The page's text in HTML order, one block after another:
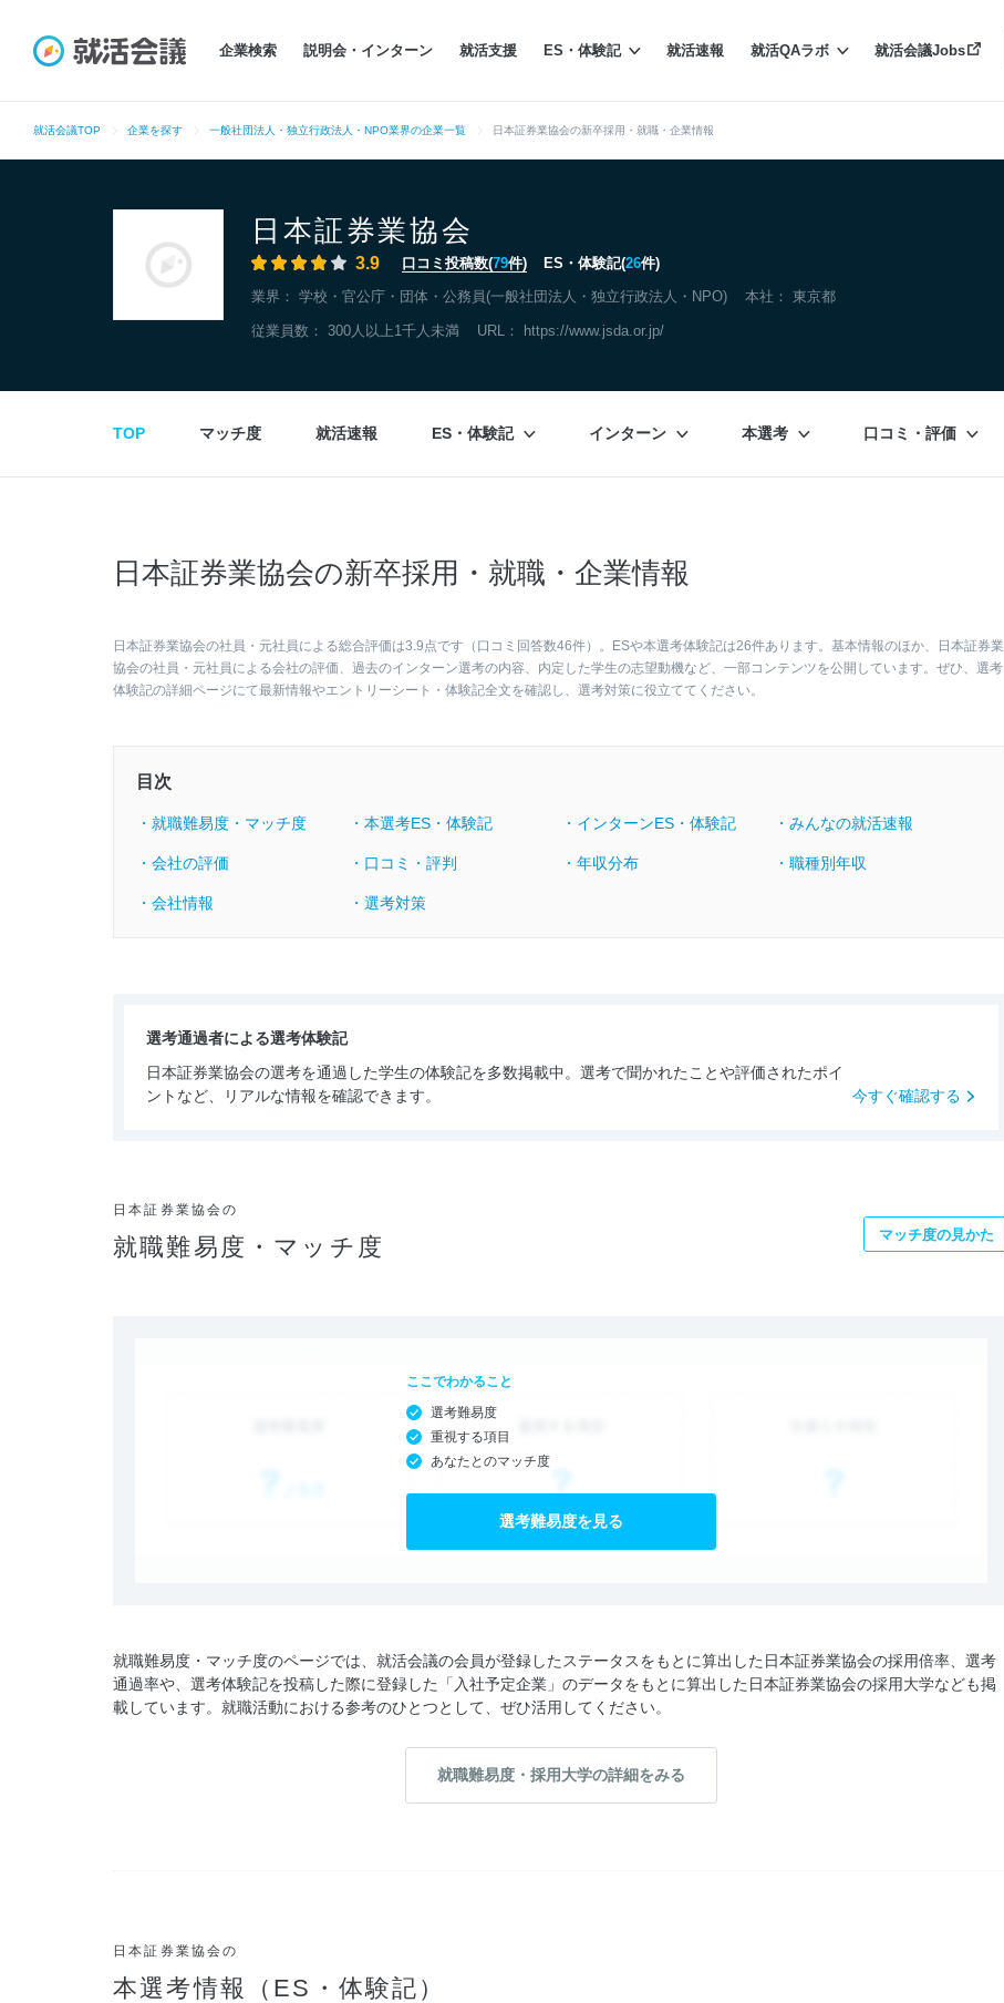
企業検索 説明会・インターン 就活支援 ES・体験記 就活速報 就活QAラボ 就活会議Jobs
就活会議TOP 企業を探す 一般社団法人・独立行政法人・NPO業界の企業一覧 日本証券業協会の新卒採用・就職・企業情報
日本証券業協会
3.9 口コミ投稿数(79件) ES・体験記(26件)
業界： 学校・官公庁・団体・公務員(一般社団法人・独立行政法人・NPO) 本社： 東京都
従業員数： 300人以上1千人未満 URL： https://www.jsda.or.jp/
TOP マッチ度 就活速報 ES・体験記 インターン 本選考 口コミ・評価
日本証券業協会の新卒採用・就職・企業情報
日本証券業協会の社員・元社員による総合評価は3.9点です（口コミ回答数46件）。ESや本選考体験記は26件あります。基本情報のほか、日本証券業
協会の社員・元社員による会社の評価、過去のインターン選考の内容、内定した学生の志望動機など、一部コンテンツを公開しています。ぜひ、選考
体験記の詳細ページにて最新情報やエントリーシート・体験記全文を確認し、選考対策に役立ててください。
目次
・就職難易度・マッチ度 ・本選考ES・体験記 ・インターンES・体験記 ・みんなの就活速報
・会社の評価 ・口コミ・評判 ・年収分布 ・職種別年収
・会社情報 ・選考対策
選考通過者による選考体験記
日本証券業協会の選考を通過した学生の体験記を多数掲載中。選考で聞かれたことや評価されたポイ
ントなど、リアルな情報を確認できます。
今すぐ確認する
日本証券業協会の
就職難易度・マッチ度 マッチ度の見かた
ここでわかること
選考難易度
重視する項目
あなたとのマッチ度
選考難易度を見る
就職難易度・マッチ度のページでは、就活会議の会員が登録したステータスをもとに算出した日本証券業協会の採用倍率、選考
通過率や、選考体験記を投稿した際に登録した「入社予定企業」のデータをもとに算出した日本証券業協会の採用大学なども掲
載しています。就職活動における参考のひとつとして、ぜひ活用してください。
就職難易度・採用大学の詳細をみる
日本証券業協会の
本選考情報（ES・体験記）